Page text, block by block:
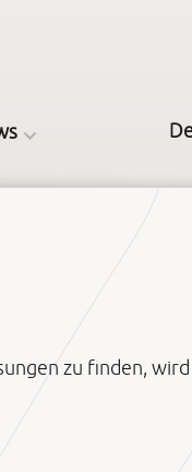
zu finden,